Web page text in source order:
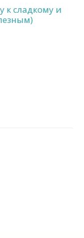
к сладкому и